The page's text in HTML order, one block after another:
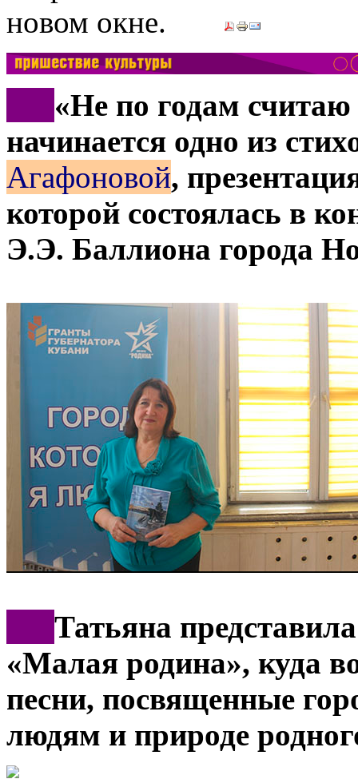
«Не по годам
начинается одно из
Агафоновой,
которой состоялась в
Э.Э. Баллиона города
Татьяна
«Малая родина», куда
песни, посвященные
людям и природе